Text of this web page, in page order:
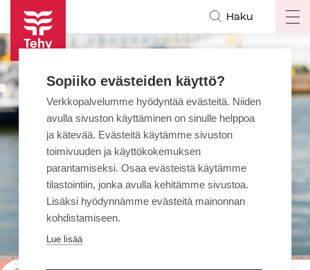
Hyppää
pääsisältöön
Haku
Sopiiko evästeiden käyttö?
Verkkopalvelumme hyödyntää evästeitä. Niiden
avulla sivuston käyttäminen on sinulle helppoa
ja kätevää. Evästeitä käytämme sivuston
toimivuuden ja käyttökokemuksen
parantamiseksi. Osaa evästeistä käytämme
tilastointiin, jonka avulla kehitämme sivustoa.
Lisäksi hyödynnämme evästeitä mainonnan
kohdistamiseen.
Lue lisää